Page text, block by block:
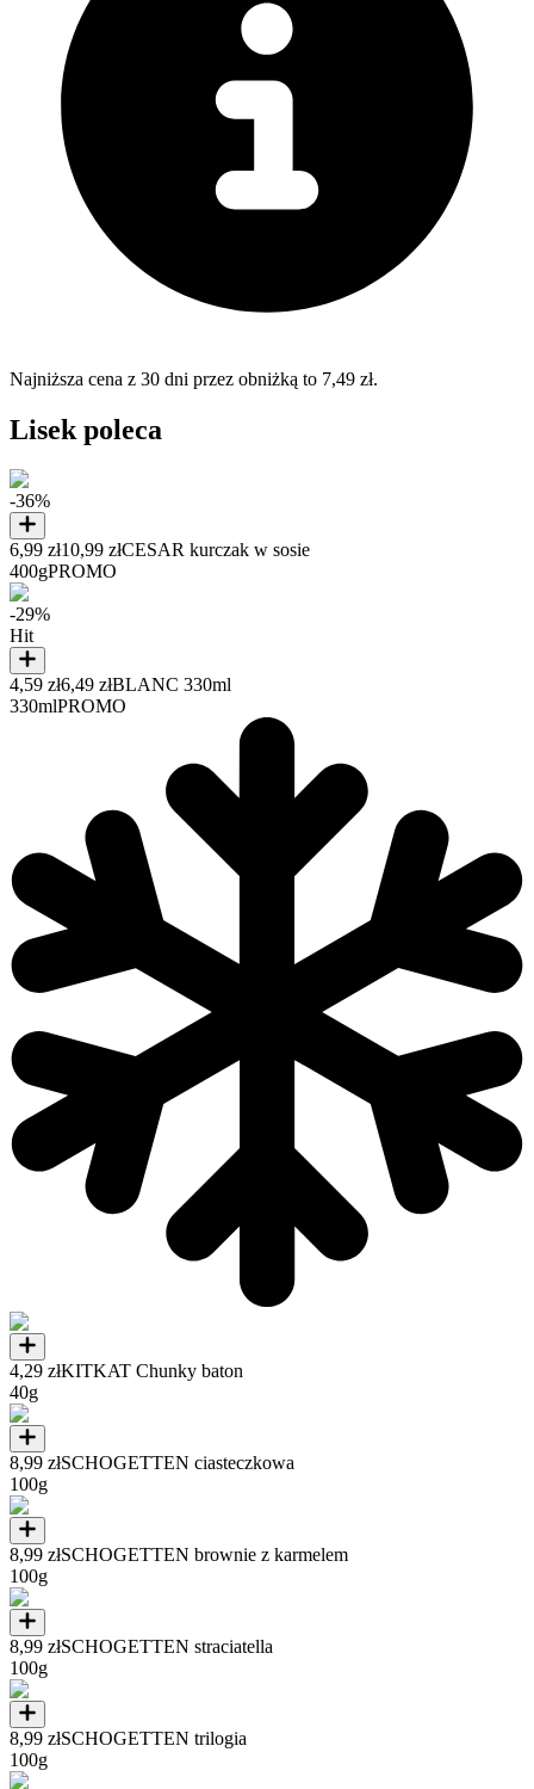
Najniższa cena z 30 dni przez obniżką to 7,49 zł.
Lisek poleca
-36%
6,99 zł10,99 złCESAR kurczak w sosie
400gPROMO
-29%
Hit
4,59 zł6,49 złBLANC 330ml
330mlPROMO
4,29 złKITKAT Chunky baton
40g
8,99 złSCHOGETTEN ciasteczkowa
100g
8,99 złSCHOGETTEN brownie z karmelem
100g
8,99 złSCHOGETTEN straciatella
100g
8,99 złSCHOGETTEN trilogia
100g